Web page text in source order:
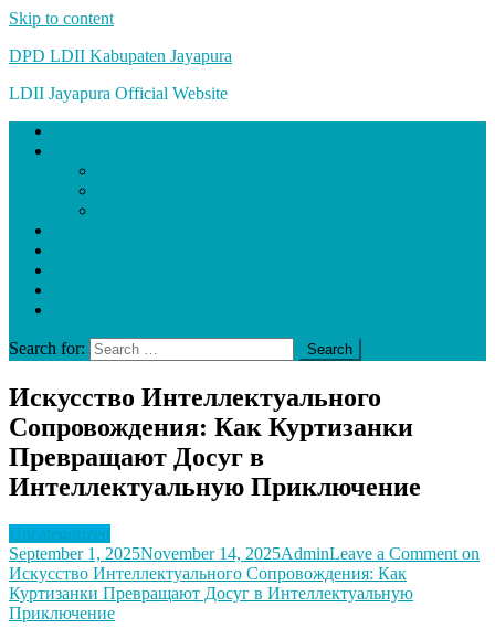
Skip to content
DPD LDII Kabupaten Jayapura
LDII Jayapura Official Website
Search for:
Искусство Интеллектуального
Сопровождения: Как Куртизанки
Превращают Досуг в
Интеллектуальную Приключение
Uncategorized
September 1, 2025November 14, 2025AdminLeave a Comment on
Искусство Интеллектуального Сопровождения: Как
Куртизанки Превращают Досуг в Интеллектуальную
Приключение